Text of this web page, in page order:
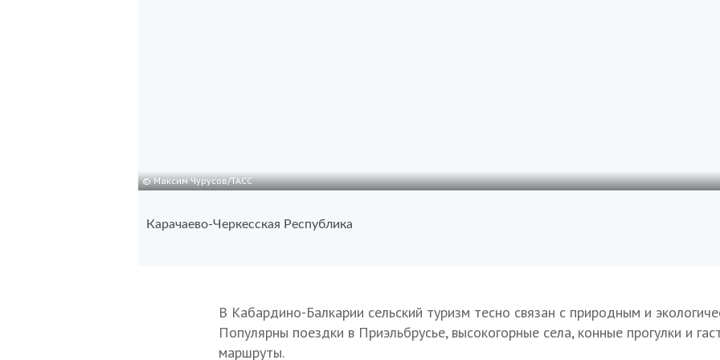
© Максим Чурусов/ТАСС
Карачаево-Черкесская Республика
В Кабардино-Балкарии сельский туризм тесно связан с природным и
Популярны поездки в Приэльбрусье, высокогорные села, конные прогулки и
маршруты.